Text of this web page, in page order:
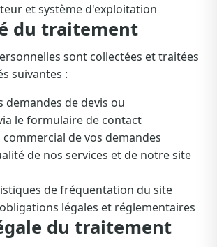
et système d'exploitation
du traitement
sont collectées et traitées
suivantes :
demandes de devis ou
le formulaire de contact
de vos demandes
de nos services et de notre site
de fréquentation du site
légales et réglementaires
du traitement